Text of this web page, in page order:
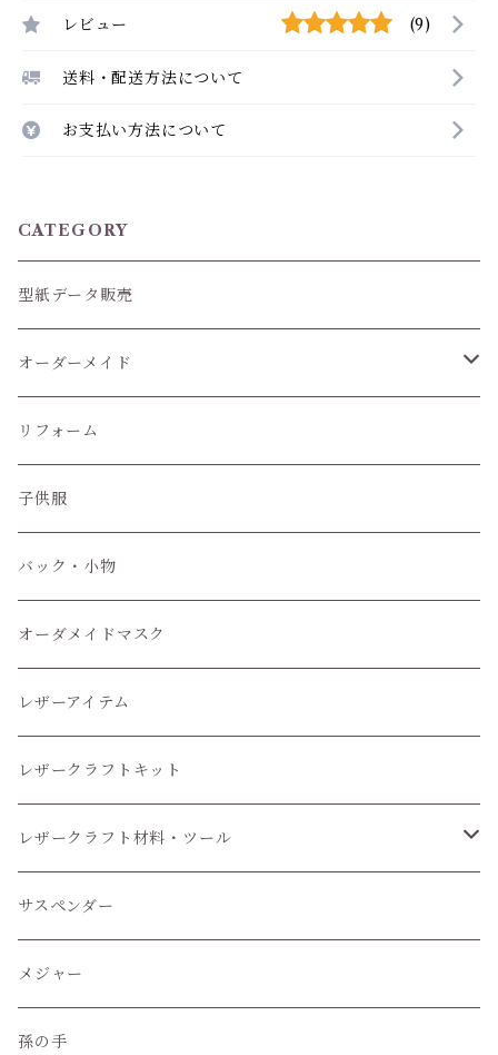
レビュー (9)
送料・配送方法について
お支払い方法について
CATEGORY
型紙データ販売
オーダーメイド
ぬいぐるみ服
子供服
小物
リフォーム
子供服
バック・小物
オーダメイドマスク
レザーアイテム
レザークラフトキット
レザークラフト材料・ツール
レザークラフトツール
レザークラフト材料
サスペンダー
メジャー
孫の手